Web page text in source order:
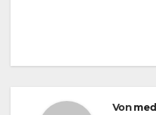
Von